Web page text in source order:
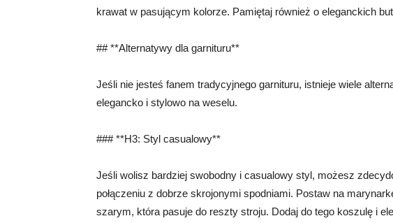
krawat w pasującym kolorze. Pamiętaj również o eleganckich
## **Alternatywy dla garnituru**
Jeśli nie jesteś fanem tradycyjnego garnituru, istnieje wiele
elegancko i stylowo na weselu.
### **H3: Styl casualowy**
Jeśli wolisz bardziej swobodny i casualowy styl, możesz
połączeniu z dobrze skrojonymi spodniami. Postaw na
szarym, która pasuje do reszty stroju. Dodaj do tego koszulę i